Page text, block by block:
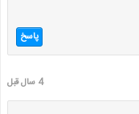
پاسخ
4 سال قبل